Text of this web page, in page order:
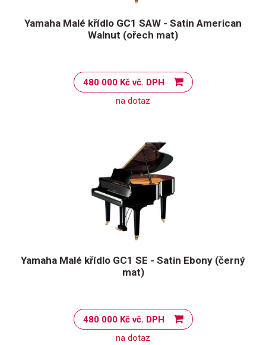
Yamaha Malé křídlo GC1 SAW - Satin American
Walnut (ořech mat)
480 000 Kč vč. DPH
na dotaz
Yamaha Malé křídlo GC1 SE - Satin Ebony (černý
mat)
480 000 Kč vč. DPH
na dotaz